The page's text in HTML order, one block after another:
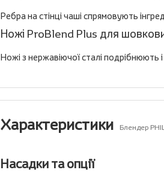
Ребра на стінці чаші спрямовують
Ножі ProBlend Plus для
Ножі з нержавіючої сталі подрібнюють
Характеристики Блендер
Насадки та опції